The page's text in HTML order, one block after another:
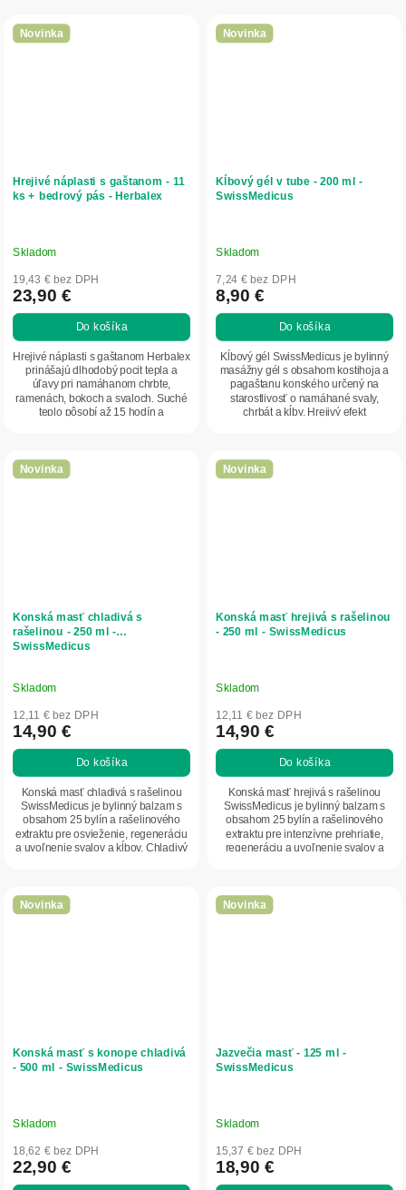
Novinka
Hrejivé náplasti s gaštanom - 11
ks + bedrový pás - Herbalex
Skladom
19,43 € bez DPH
23,90 €
Do košíka
Hrejivé náplasti s gaštanom Herbalex
prinášajú dlhodobý pocit tepla a
úľavy pri namáhanom chrbte,
ramenách, bokoch a svaloch. Suché
teplo pôsobí až 15 hodín a
Novinka
Kĺbový gél v tube - 200 ml -
SwissMedicus
Skladom
7,24 € bez DPH
8,90 €
Do košíka
Kĺbový gél SwissMedicus je bylinný
masážny gél s obsahom kostihoja a
pagaštanu konského určený na
starostlivosť o namáhané svaly,
chrbát a kĺby. Hrejivý efekt
Novinka
Konská masť chladivá s
rašelinou - 250 ml -
SwissMedicus
Skladom
12,11 € bez DPH
14,90 €
Do košíka
Konská masť chladivá s rašelinou
SwissMedicus je bylinný balzam s
obsahom 25 bylín a rašelinového
extraktu pre osvieženie, regeneráciu
a uvoľnenie svalov a kĺbov. Chladivý
Novinka
Konská masť hrejivá s rašelinou
- 250 ml - SwissMedicus
Skladom
12,11 € bez DPH
14,90 €
Do košíka
Konská masť hrejivá s rašelinou
SwissMedicus je bylinný balzam s
obsahom 25 bylín a rašelinového
extraktu pre intenzívne prehriatie,
regeneráciu a uvoľnenie svalov a
Novinka
Konská masť s konope chladivá
- 500 ml - SwissMedicus
Skladom
18,62 € bez DPH
22,90 €
Novinka
Jazvečia masť - 125 ml -
SwissMedicus
Skladom
15,37 € bez DPH
18,90 €